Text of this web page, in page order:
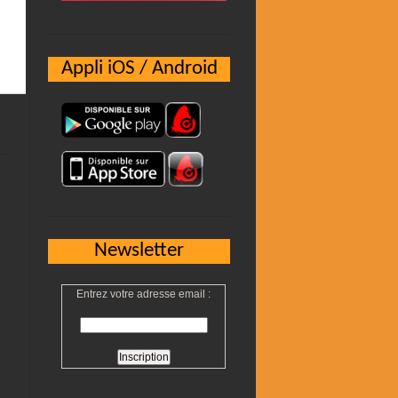
Appli iOS / Android
Newsletter
Entrez votre adresse email :